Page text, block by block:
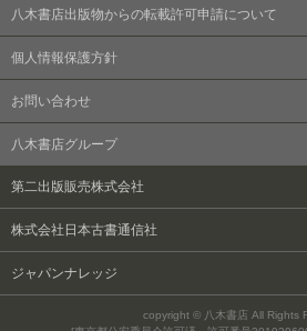
八木書店出版物からの転載許可申請について
個人情報保護方針
お問い合わせ
八木書店グループ
copyright © 八木書店 All Rights
第二出版販売株式会社
株式会社日本古書通信社
ジャパンナレッジ